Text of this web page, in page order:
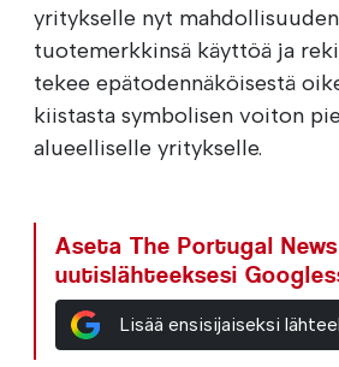
yritykselle nyt
tuotemerkkinsä käyttöä ja
tekee epätodennäköisestä
kiistasta symbolisen voiton
alueelliselle yritykselle.
Aseta The Portugal
uutislähteeksesi
Lisää ensisijaiseksi